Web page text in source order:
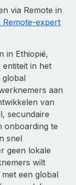
via Remote in
expert
in Ethiopië,
entiteit in het
aan
van
secundaire
onboarding te
snel
geen lokale
wilt
een global